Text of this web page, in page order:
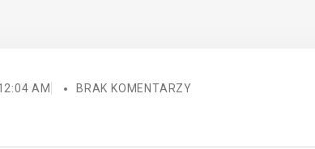
AM BRAK KOMENTARZY